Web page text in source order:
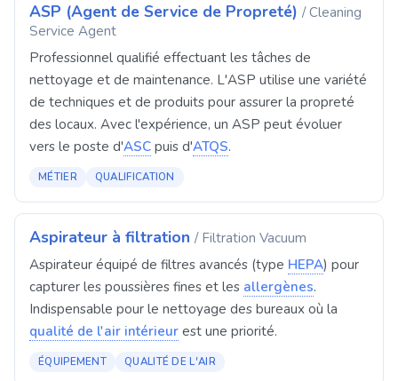
ASP (Agent de Service de Propreté) / Cleaning
Service Agent
Professionnel qualifié effectuant les tâches de
nettoyage et de maintenance. L'ASP utilise une variété
de techniques et de produits pour assurer la propreté
des locaux. Avec l'expérience, un ASP peut évoluer
vers le poste d'ASC puis d'ATQS.
MÉTIER QUALIFICATION
Aspirateur à filtration / Filtration Vacuum
Aspirateur équipé de filtres avancés (type HEPA) pour
capturer les poussières fines et les allergènes.
Indispensable pour le nettoyage des bureaux où la
qualité de l'air intérieur est une priorité.
ÉQUIPEMENT QUALITÉ DE L'AIR